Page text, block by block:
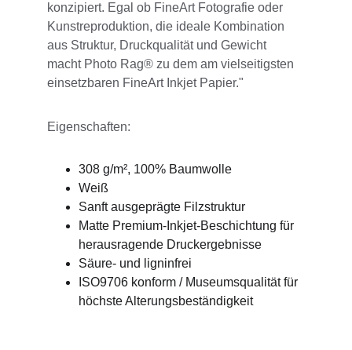
konzipiert. Egal ob FineArt Fotografie oder
Kunstreproduktion, die ideale Kombination
aus Struktur, Druckqualität und Gewicht
macht Photo Rag® zu dem am vielseitigsten
einsetzbaren FineArt Inkjet Papier."
Eigenschaften:
308 g/m², 100% Baumwolle
Weiß
Sanft ausgeprägte Filzstruktur
Matte Premium-Inkjet-Beschichtung für
herausragende Druckergebnisse
Säure- und ligninfrei
ISO9706 konform / Museumsqualität für
höchste Alterungsbeständigkeit